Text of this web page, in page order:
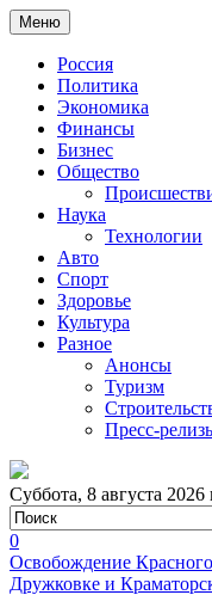
Меню
Россия
Политика
Экономика
Финансы
Бизнес
Общество
Наука
Технологии
Авто
Спорт
Здоровье
Культура
Разное
Анонсы
Туризм
Пресс-
Суббота, 8 августа 2026
0
Освобождение
Дружковке и